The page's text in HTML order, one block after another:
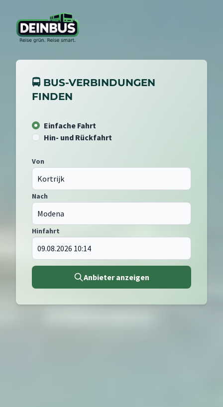
🚍 BUS-VERBINDUNGEN
FINDEN
Einfache Fahrt
Hin- und Rückfahrt
Von
Nach
Hinfahrt
Anbieter anzeigen